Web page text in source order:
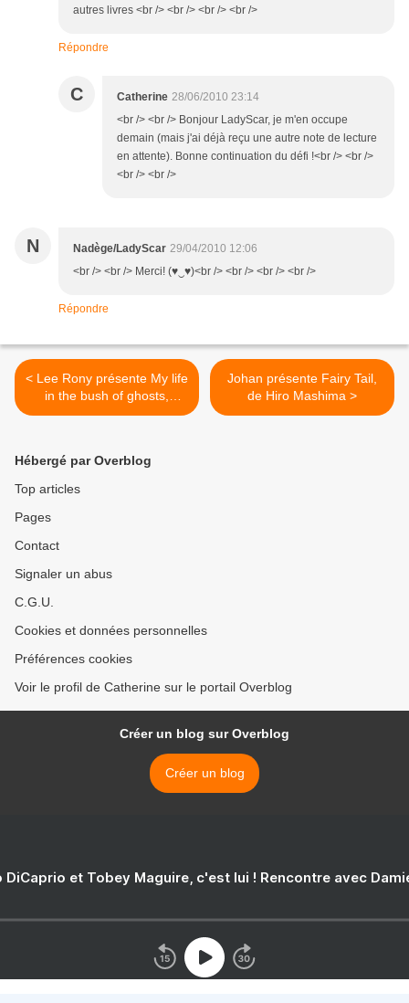
autres livres <br /> <br /> <br /> <br />
Répondre
C Catherine 28/06/2010 23:14
<br /> <br /> Bonjour LadyScar, je m'en occupe
demain (mais j'ai déjà reçu une autre note de lecture
en attente). Bonne continuation du défi !<br /> <br />
<br /> <br />
N Nadège/LadyScar 29/04/2010 12:06
<br /> <br /> Merci! (♥‿♥)<br /> <br /> <br /> <br />
Répondre
< Lee Rony présente My life
in the bush of ghosts,
d'Amos Tutuola
Johan présente Fairy Tail,
de Hiro Mashima >
Hébergé par Overblog
Top articles
Pages
Contact
Signaler un abus
C.G.U.
Cookies et données personnelles
Préférences cookies
Voir le profil de Catherine sur le portail Overblog
Créer un blog sur Overblog
Créer un blog
DiCaprio et Tobey Maguire, c'est lui ! Rencontre avec